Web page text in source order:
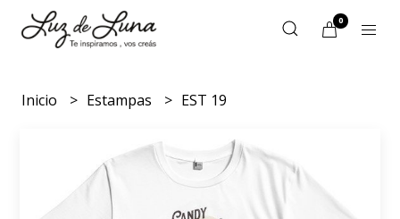
0
Inicio Estampas EST 19